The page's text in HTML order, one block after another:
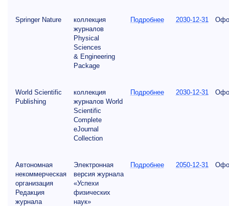
Springer Nature
коллекция
журналов
Physical
Sciences
& Engineering
Package
Подробнее 2030-12-31
World Scientific
Publishing
коллекция
журналов World
Scientific
Complete
eJournal
Collection
Подробнее 2030-12-31
Автономная
некоммерческая
организация
Редакция
журнала
Электронная
версия журнала
«Успехи
физических
наук»
Подробнее 2050-12-31